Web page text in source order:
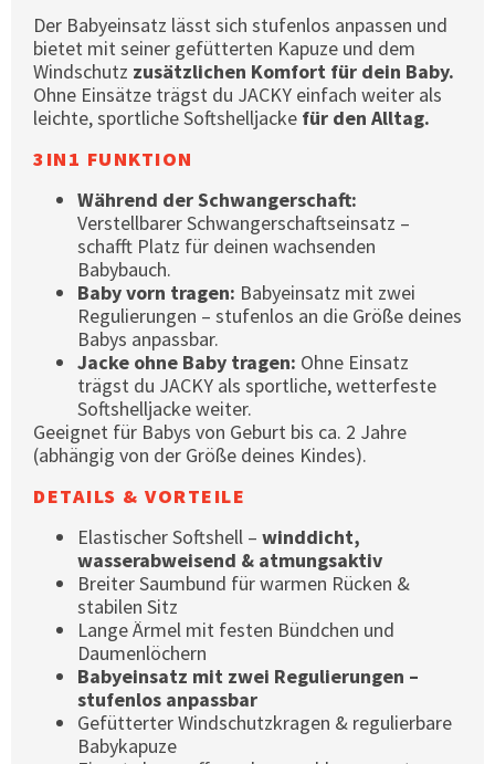
Der Babyeinsatz lässt sich stufenlos anpassen und
bietet mit seiner gefütterten Kapuze und dem
Windschutz zusätzlichen Komfort für dein Baby.
Ohne Einsätze trägst du JACKY einfach weiter als
leichte, sportliche Softshelljacke für den Alltag.
3IN1 FUNKTION
Während der Schwangerschaft:
Verstellbarer Schwangerschaftseinsatz –
schafft Platz für deinen wachsenden
Babybauch.
Baby vorn tragen: Babyeinsatz mit zwei
Regulierungen – stufenlos an die Größe deines
Babys anpassbar.
Jacke ohne Baby tragen: Ohne Einsatz
trägst du JACKY als sportliche, wetterfeste
Softshelljacke weiter.
Geeignet für Babys von Geburt bis ca. 2 Jahre
(abhängig von der Größe deines Kindes).
DETAILS & VORTEILE
Elastischer Softshell – winddicht,
wasserabweisend & atmungsaktiv
Breiter Saumbund für warmen Rücken &
stabilen Sitz
Lange Ärmel mit festen Bündchen und
Daumenlöchern
Babyeinsatz mit zwei Regulierungen –
stufenlos anpassbar
Gefütterter Windschutzkragen & regulierbare
Babykapuze